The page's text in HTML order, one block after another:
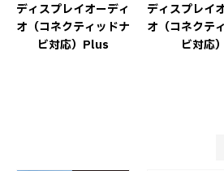
ディスプレイオーディ
オ（コネクティッドナ
ビ対応）Plus
ディスプレイ
オ（コネクテ
ビ対応